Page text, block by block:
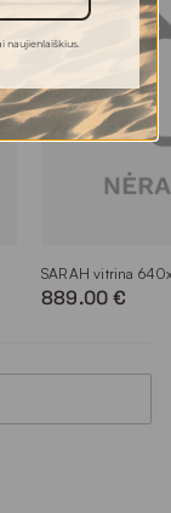
SARAH vitrina
889.00 €
naujienlaiškius.